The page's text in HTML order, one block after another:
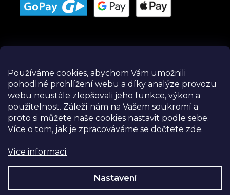
Používáme cookies, abychom Vám umožnili
pohodlné prohlížení webu a díky analýze provozu
webu neustále zlepšovali jeho funkce, výkon a
použitelnost. Záleží nám na Vašem soukromí a
proto si můžete naše cookies nastavit podle sebe.
Více o tom, jak je zpracováváme se dočtete zde.
Více informací
Nastavení
Instagram